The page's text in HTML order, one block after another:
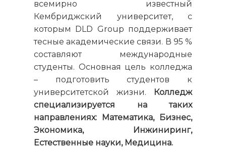
всемирно известный
Кембриджский университет, с
которым DLD Group поддерживает
тесные академические связи. В 95 %
составляют международные
студенты. Основная цель колледжа
– подготовить студентов к
университетской жизни.
Колледж
специализируется на таких
направлениях: Математика, Бизнес,
Экономика, Инжиниринг,
Естественные науки, Медицина.